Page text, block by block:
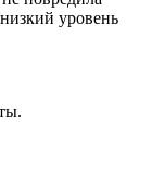
уровень